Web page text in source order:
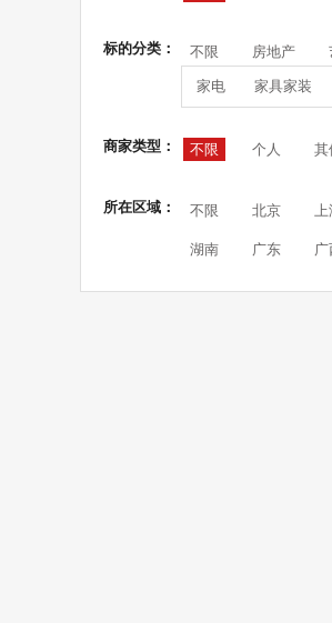
标的分类： 不限 房地产
家电 家具家装
商家类型： 不限 个人 其
所在区域： 不限 北京 上
湖南 广东 广